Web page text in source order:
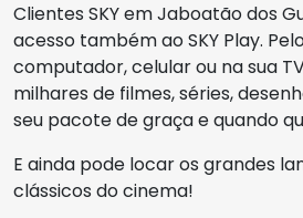
Clientes SKY em Jaboatão dos
acesso também ao SKY Play.
computador, celular ou na sua
milhares de filmes, séries,
seu pacote de graça e quando
E ainda pode locar os grandes
clássicos do cinema!